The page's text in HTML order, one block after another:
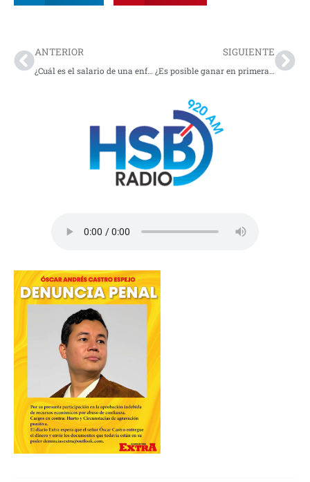
ANTERIOR
¿Cuál es el salario de una enfermera JEFE en Colombia 2026? Es más de 2 SMMLV
SIGUIENTE
¿Es posible ganar en primera vuelta ? El panorama de Ivan Cepeda y Abelardo de la Espriella